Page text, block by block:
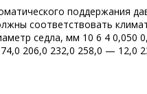
поддержания
соответствовать
седла, мм 10 6 4 0,050
206,0 232,0 258,0 — 12,0